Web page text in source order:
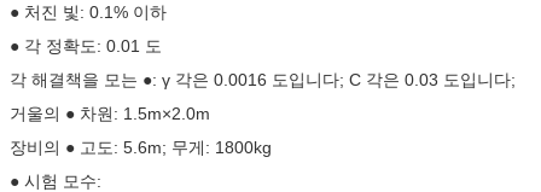
● 처진 빛: 0.1% 이하
● 각 정확도: 0.01 도
각 해결책을 모는 ●: γ 각은 0.0016 도입니다; C 각은 0.03 도입니다;
거울의 ● 차원: 1.5m×2.0m
장비의 ● 고도: 5.6m; 무게: 1800kg
● 시험 모수: